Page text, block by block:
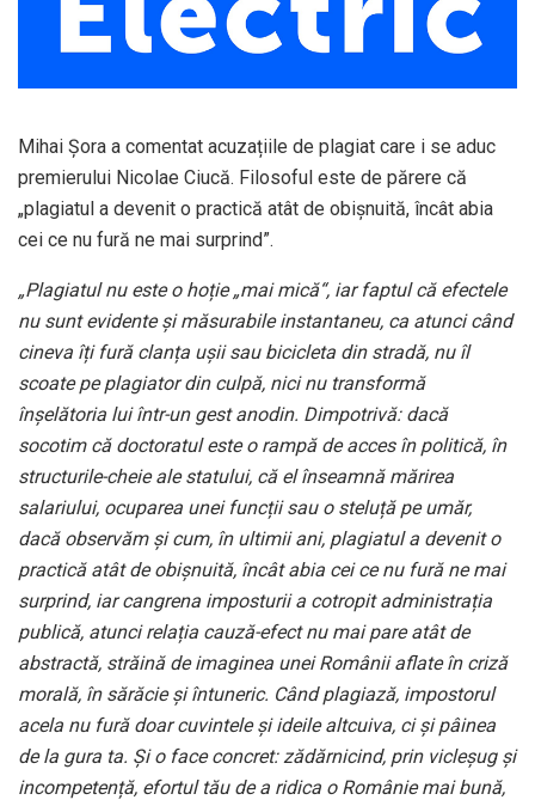
Mihai Șora a comentat acuzațiile de plagiat care i se aduc
premierului Nicolae Ciucă. Filosoful este de părere că
„plagiatul a devenit o practică atât de obișnuită, încât abia
cei ce nu fură ne mai surprind”.
„Plagiatul nu este o hoție „mai mică“, iar faptul că efectele
nu sunt evidente și măsurabile instantaneu, ca atunci când
cineva îți fură clanța ușii sau bicicleta din stradă, nu îl
scoate pe plagiator din culpă, nici nu transformă
înșelătoria lui într-un gest anodin. Dimpotrivă: dacă
socotim că doctoratul este o rampă de acces în politică, în
structurile-cheie ale statului, că el înseamnă mărirea
salariului, ocuparea unei funcții sau o steluță pe umăr,
dacă observăm și cum, în ultimii ani, plagiatul a devenit o
practică atât de obișnuită, încât abia cei ce nu fură ne mai
surprind, iar cangrena imposturii a cotropit administrația
publică, atunci relația cauză-efect nu mai pare atât de
abstractă, străină de imaginea unei Românii aflate în criză
morală, în sărăcie și întuneric. Când plagiază, impostorul
acela nu fură doar cuvintele și ideile altcuiva, ci și pâinea
de la gura ta. Și o face concret: zădărnicind, prin vicleșug și
incompetență, efortul tău de a ridica o Românie mai bună,